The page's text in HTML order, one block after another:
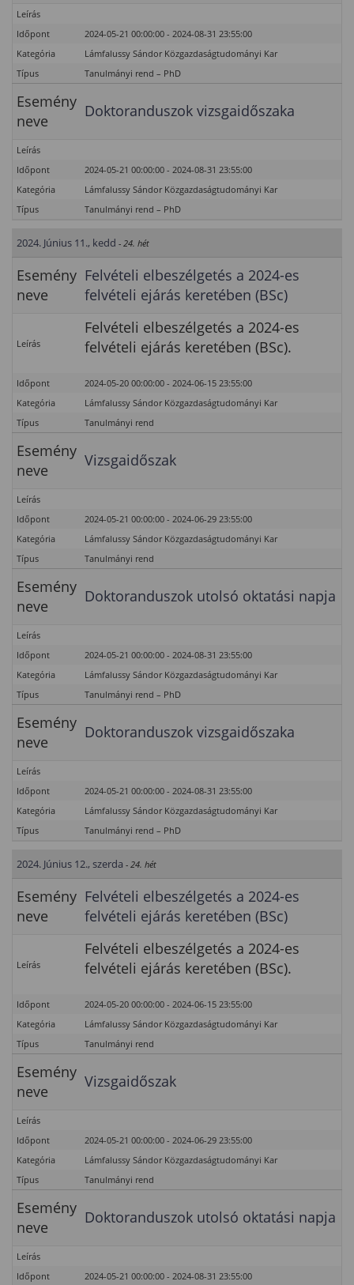
Leírás
Időpont
2024-05-21 00:00:00 - 2024-08-31 23:55:00
Kategória
Lámfalussy Sándor Közgazdaságtudományi Kar
Típus
Tanulmányi rend – PhD
Esemény
neve
Doktoranduszok vizsgaidőszaka
Leírás
Időpont
2024-05-21 00:00:00 - 2024-08-31 23:55:00
Kategória
Lámfalussy Sándor Közgazdaságtudományi Kar
Típus
Tanulmányi rend – PhD
2024. Június 11., kedd - 24. hét
Esemény
neve
Felvételi elbeszélgetés a 2024-es
felvételi ejárás keretében (BSc)
Leírás
Felvételi elbeszélgetés a 2024-es
felvételi ejárás keretében (BSc).
Időpont
2024-05-20 00:00:00 - 2024-06-15 23:55:00
Kategória
Lámfalussy Sándor Közgazdaságtudományi Kar
Típus
Tanulmányi rend
Esemény
neve
Vizsgaidőszak
Leírás
Időpont
2024-05-21 00:00:00 - 2024-06-29 23:55:00
Kategória
Lámfalussy Sándor Közgazdaságtudományi Kar
Típus
Tanulmányi rend
Esemény
neve
Doktoranduszok utolsó oktatási napja
Leírás
Időpont
2024-05-21 00:00:00 - 2024-08-31 23:55:00
Kategória
Lámfalussy Sándor Közgazdaságtudományi Kar
Típus
Tanulmányi rend – PhD
Esemény
neve
Doktoranduszok vizsgaidőszaka
Leírás
Időpont
2024-05-21 00:00:00 - 2024-08-31 23:55:00
Kategória
Lámfalussy Sándor Közgazdaságtudományi Kar
Típus
Tanulmányi rend – PhD
2024. Június 12., szerda - 24. hét
Esemény
neve
Felvételi elbeszélgetés a 2024-es
felvételi ejárás keretében (BSc)
Leírás
Felvételi elbeszélgetés a 2024-es
felvételi ejárás keretében (BSc).
Időpont
2024-05-20 00:00:00 - 2024-06-15 23:55:00
Kategória
Lámfalussy Sándor Közgazdaságtudományi Kar
Típus
Tanulmányi rend
Esemény
neve
Vizsgaidőszak
Leírás
Időpont
2024-05-21 00:00:00 - 2024-06-29 23:55:00
Kategória
Lámfalussy Sándor Közgazdaságtudományi Kar
Típus
Tanulmányi rend
Esemény
neve
Doktoranduszok utolsó oktatási napja
Leírás
Időpont
2024-05-21 00:00:00 - 2024-08-31 23:55:00